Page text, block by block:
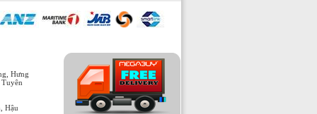
Hưng
Hậu